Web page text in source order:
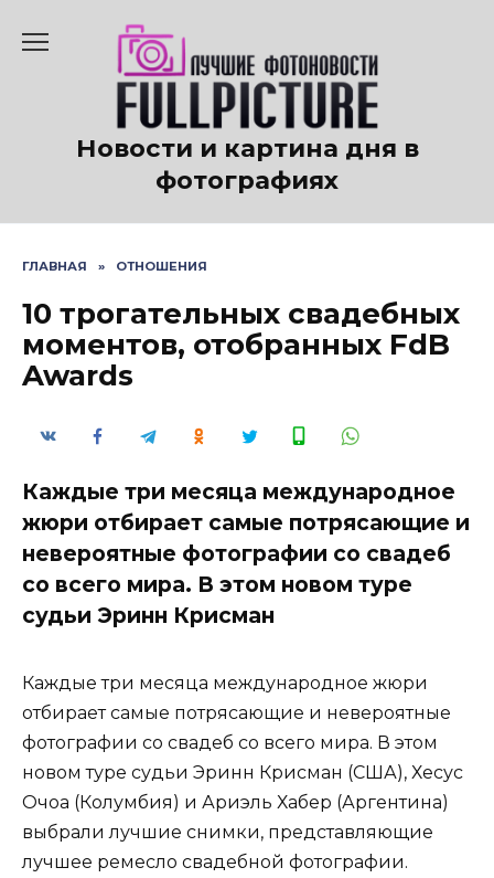
содержанию
Новости и картина дня в
фотографиях
ГЛАВНАЯ » ОТНОШЕНИЯ
10 трогательных свадебных
моментов, отобранных FdB
Awards
Каждые три месяца международное
жюри отбирает самые потрясающие и
невероятные фотографии со свадеб
со всего мира. В этом новом туре
судьи Эринн Крисман
Каждые три месяца международное жюри
отбирает самые потрясающие и невероятные
фотографии со свадеб со всего мира. В этом
новом туре судьи Эринн Крисман (США), Хесус
Очоа (Колумбия) и Ариэль Хабер (Аргентина)
выбрали лучшие снимки, представляющие
лучшее ремесло свадебной фотографии.